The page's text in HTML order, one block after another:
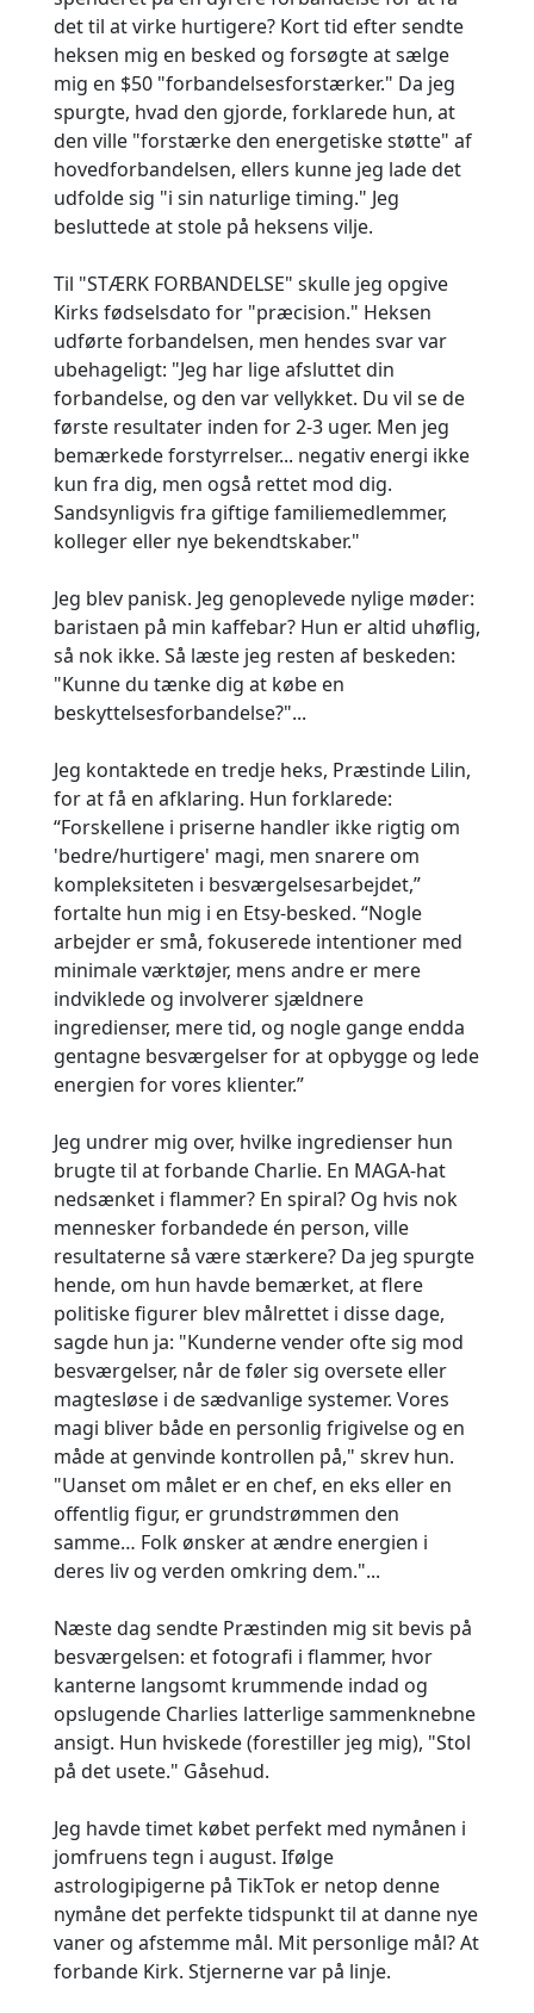
det til at virke hurtigere? Kort tid efter sendte
heksen mig en besked og forsøgte at sælge
mig en $50 "forbandelsesforstærker." Da jeg
spurgte, hvad den gjorde, forklarede hun, at
den ville "forstærke den energetiske støtte" af
hovedforbandelsen, ellers kunne jeg lade det
udfolde sig "i sin naturlige timing." Jeg
besluttede at stole på heksens vilje.
Til "STÆRK FORBANDELSE" skulle jeg opgive
Kirks fødselsdato for "præcision." Heksen
udførte forbandelsen, men hendes svar var
ubehageligt: "Jeg har lige afsluttet din
forbandelse, og den var vellykket. Du vil se de
første resultater inden for 2-3 uger. Men jeg
bemærkede forstyrrelser... negativ energi ikke
kun fra dig, men også rettet mod dig.
Sandsynligvis fra giftige familiemedlemmer,
kolleger eller nye bekendtskaber."
Jeg blev panisk. Jeg genoplevede nylige møder:
baristaen på min kaffebar? Hun er altid uhøflig,
så nok ikke. Så læste jeg resten af beskeden:
"Kunne du tænke dig at købe en
beskyttelsesforbandelse?"...
Jeg kontaktede en tredje heks, Præstinde Lilin,
for at få en afklaring. Hun forklarede:
“Forskellene i priserne handler ikke rigtig om
'bedre/hurtigere' magi, men snarere om
kompleksiteten i besværgelsesarbejdet,”
fortalte hun mig i en Etsy-besked. “Nogle
arbejder er små, fokuserede intentioner med
minimale værktøjer, mens andre er mere
indviklede og involverer sjældnere
ingredienser, mere tid, og nogle gange endda
gentagne besværgelser for at opbygge og lede
energien for vores klienter.”
Jeg undrer mig over, hvilke ingredienser hun
brugte til at forbande Charlie. En MAGA-hat
nedsænket i flammer? En spiral? Og hvis nok
mennesker forbandede én person, ville
resultaterne så være stærkere? Da jeg spurgte
hende, om hun havde bemærket, at flere
politiske figurer blev målrettet i disse dage,
sagde hun ja: "Kunderne vender ofte sig mod
besværgelser, når de føler sig oversete eller
magtesløse i de sædvanlige systemer. Vores
magi bliver både en personlig frigivelse og en
måde at genvinde kontrollen på," skrev hun.
"Uanset om målet er en chef, en eks eller en
offentlig figur, er grundstrømmen den
samme… Folk ønsker at ændre energien i
deres liv og verden omkring dem."...
Næste dag sendte Præstinden mig sit bevis på
besværgelsen: et fotografi i flammer, hvor
kanterne langsomt krummende indad og
opslugende Charlies latterlige sammenknebne
ansigt. Hun hviskede (forestiller jeg mig), "Stol
på det usete." Gåsehud.
Jeg havde timet købet perfekt med nymånen i
jomfruens tegn i august. Ifølge
astrologipigerne på TikTok er netop denne
nymåne det perfekte tidspunkt til at danne nye
vaner og afstemme mål. Mit personlige mål? At
forbande Kirk. Stjernerne var på linje.